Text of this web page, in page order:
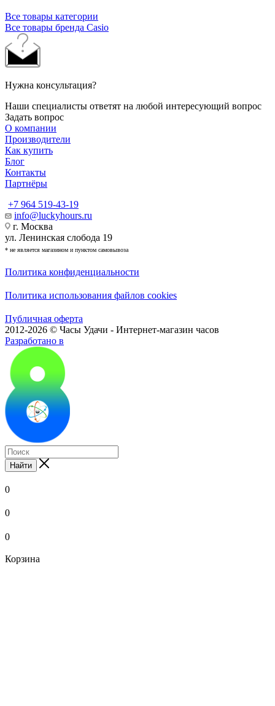
Все товары категории
Все товары бренда Casio
Нужна консультация?
Наши специалисты ответят на любой интересующий вопрос
Задать вопрос
О компании
Производители
Как купить
Блог
Контакты
Партнёры
+7 964 519-43-19
info@luckyhours.ru
г. Москва
ул. Ленинская слобода 19
* не является магазином и пунктом самовывоза
Политика конфиденциальности
Политика использования файлов cookies
Публичная оферта
2012-2026 © Часы Удачи - Интернет-магазин часов
Разработано в
Найти
0
0
0
Корзина